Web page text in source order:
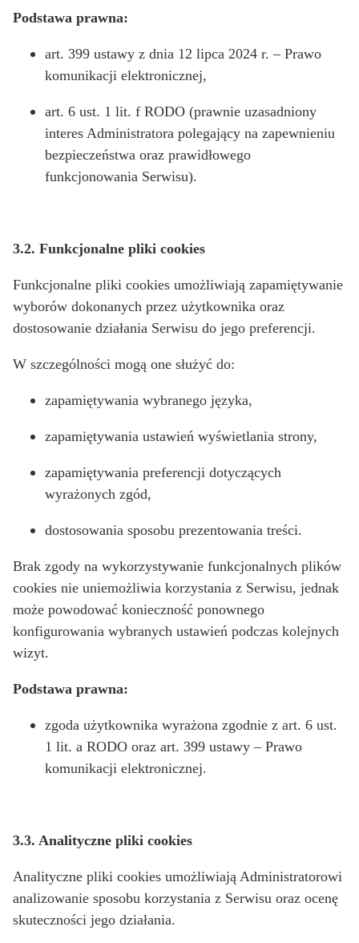
Podstawa prawna:
art. 399 ustawy z dnia 12 lipca 2024 r. – Prawo
komunikacji elektronicznej,
art. 6 ust. 1 lit. f RODO (prawnie uzasadniony
interes Administratora polegający na zapewnieniu
bezpieczeństwa oraz prawidłowego
funkcjonowania Serwisu).
3.2. Funkcjonalne pliki cookies
Funkcjonalne pliki cookies umożliwiają zapamiętywanie
wyborów dokonanych przez użytkownika oraz
dostosowanie działania Serwisu do jego preferencji.
W szczególności mogą one służyć do:
zapamiętywania wybranego języka,
zapamiętywania ustawień wyświetlania strony,
zapamiętywania preferencji dotyczących
wyrażonych zgód,
dostosowania sposobu prezentowania treści.
Brak zgody na wykorzystywanie funkcjonalnych plików
cookies nie uniemożliwia korzystania z Serwisu, jednak
może powodować konieczność ponownego
konfigurowania wybranych ustawień podczas kolejnych
wizyt.
Podstawa prawna:
zgoda użytkownika wyrażona zgodnie z art. 6 ust.
1 lit. a RODO oraz art. 399 ustawy – Prawo
komunikacji elektronicznej.
3.3. Analityczne pliki cookies
Analityczne pliki cookies umożliwiają Administratorowi
analizowanie sposobu korzystania z Serwisu oraz ocenę
skuteczności jego działania.